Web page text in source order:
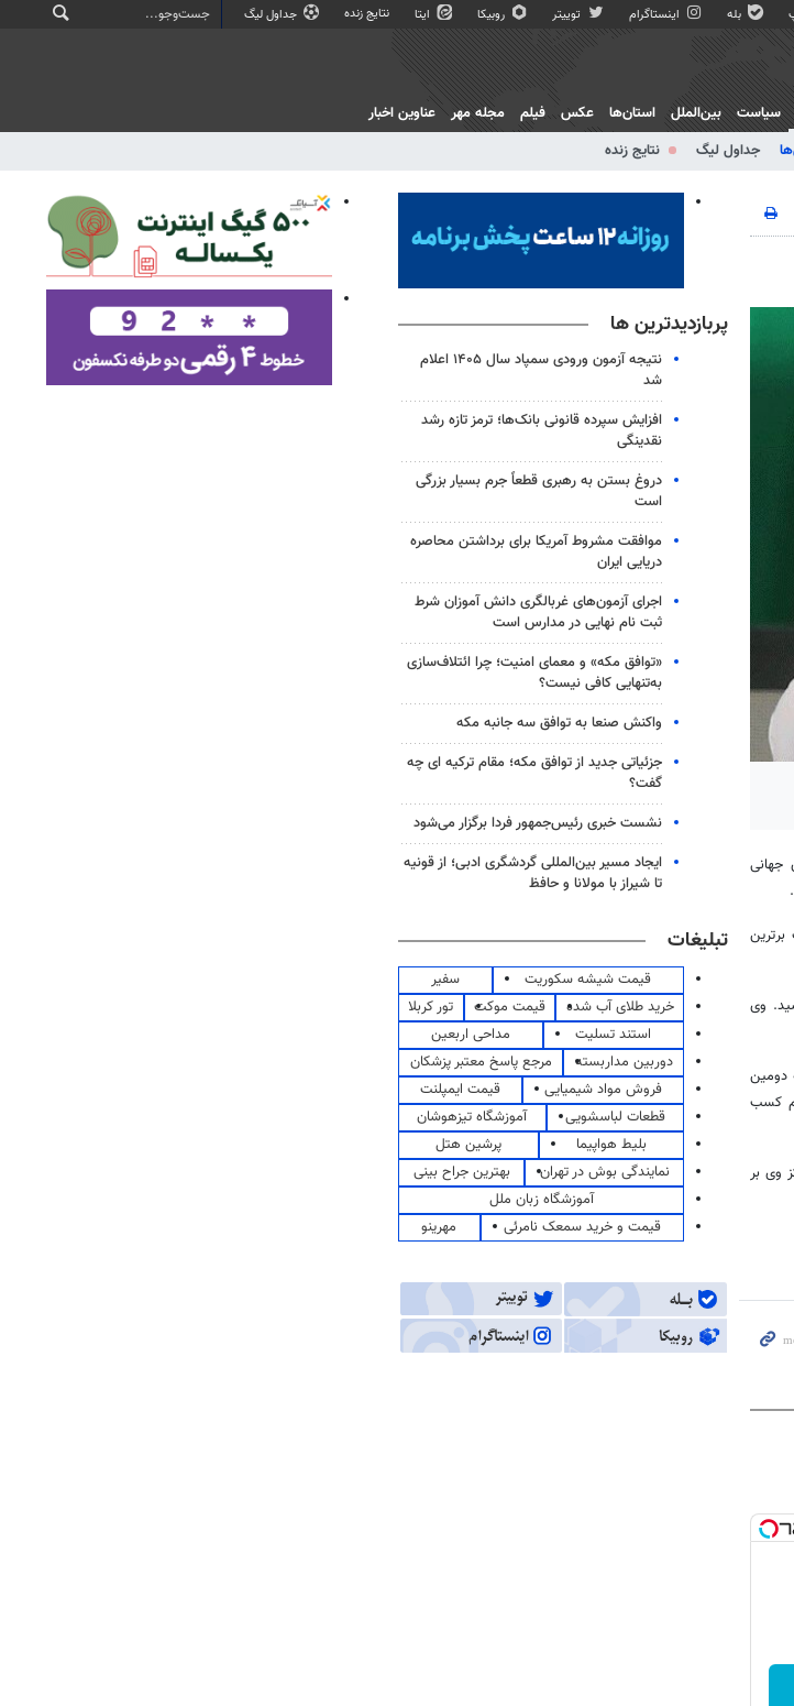
بله اینستاگرام توییتر روبیکا ایتا نتایج زنده جداول لیگ
جداول لیگ نتایج زنده
سیاست بین‌الملل استان‌ها عکس فیلم مجله مهر عناوین اخبار
رقابت‌های جهانی
گیری انتخاب برترین
وی
دومین
کسب
وی بر
پربازدیدترین ها
نتیجه آزمون ورودی سمپاد سال ۱۴۰۵ اعلام
شد
افزایش سپرده قانونی بانک‌ها؛ ترمز تازه رشد
نقدینگی
دروغ بستن به رهبری قطعاً جرم بسیار بزرگی
است
موافقت مشروط آمریکا برای برداشتن محاصره
دریایی ایران
اجرای آزمون‌های غربالگری دانش آموزان شرط
ثبت نام نهایی در مدارس است
«توافق مکه» و معمای امنیت؛ چرا ائتلاف‌سازی
به‌تنهایی کافی نیست؟
واکنش صنعا به توافق سه جانبه مکه
جزئیاتی جدید از توافق مکه؛ مقام ترکیه ای چه
گفت؟
نشست خبری رئیس‌جمهور فردا برگزار می‌شود
ایجاد مسیر بین‌المللی گردشگری ادبی؛ از قونیه
تا شیراز با مولانا و حافظ
تبلیغات
قیمت شیشه سکوریت
سفیر
خرید طلای آب شده
قیمت موکت
تور کربلا
استند تسلیت
مداحی اربعین
دوربین مداربسته
مرجع پاسخ معتبر پزشکان
فروش مواد شیمیایی
قیمت ایمپلنت
قطعات لباسشویی
آموزشگاه تیزهوشان
بلیط هواپیما
پرشین هتل
نمایندگی بوش در تهران
بهترین جراح بینی
آموزشگاه زبان ملل
قیمت و خرید سمعک نامرئی
مهرینو